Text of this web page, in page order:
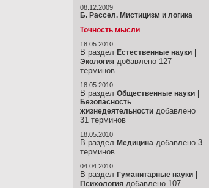
08.12.2009
Б. Рассел. Мистицизм и логика
Точность мысли
18.05.2010
В раздел Естественные науки
Экология добавлено 127
терминов
18.05.2010
В раздел Общественные науки
Безопасность
жизнедеятельности добавлено
31 терминов
18.05.2010
В раздел Медицина добавлено 3
терминов
04.04.2010
В раздел Гуманитарные науки
Психология добавлено 107